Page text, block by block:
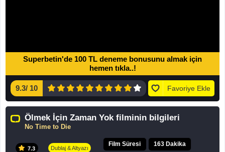
Superbetin'de 100 TL deneme bonusunu almak için
hemen tıkla..!
9.3/ 10 Favoriye Ekle
Ölmek İçin Zaman Yok filminin bilgileri
No Time to Die
7.3 Dublaj & Altyazı
Film Süresi 163 Dakika